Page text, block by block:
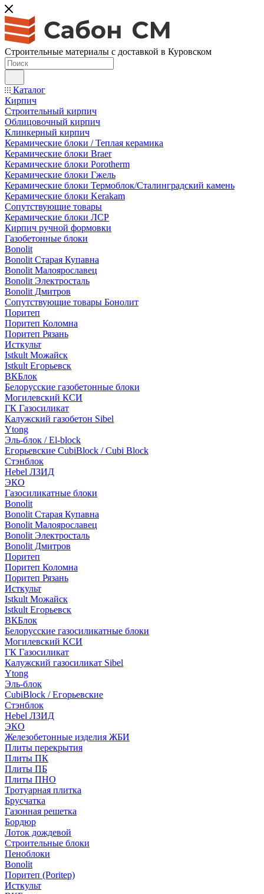
Строительные материалы с доставкой в Куровском
Каталог
Кирпич
Строительный кирпич
Облицовочный кирпич
Клинкерный кирпич
Керамические блоки / Теплая керамика
Керамические блоки Braer
Керамические блоки Porotherm
Керамические блоки Гжель
Керамические блоки Термоблок/Сталинградский камень
Керамические блоки Kerakam
Сопутствующие товары
Керамические блоки ЛСР
Кирпич ручной формовки
Газобетонные блоки
Bonolit
Bonolit Старая Купавна
Bonolit Малоярославец
Bonolit Электросталь
Bonolit Дмитров
Сопутствующие товары Бонолит
Поритеп
Поритеп Коломна
Поритеп Рязань
Исткульт
Istkult Можайск
Istkult Егорьевск
ВКБлок
Белорусские газобетонные блоки
Могилевский КСИ
ГК Газосиликат
Калужский газобетон Sibel
Ytong
Эль-блок / El-block
Егорьевские CubiBlock / Cubi Block
Стэнблок
Hebel ЛЗИД
ЭКО
Газосиликатные блоки
Bonolit
Bonolit Старая Купавна
Bonolit Малоярославец
Bonolit Электросталь
Bonolit Дмитров
Поритеп
Поритеп Коломна
Поритеп Рязань
Исткульт
Istkult Можайск
Istkult Егорьевск
ВКБлок
Белорусские газосиликатные блоки
Могилевский КСИ
ГК Газосиликат
Калужский газосиликат Sibel
Ytong
Эль-блок
CubiBlock / Егорьевские
Стэнблок
Hebel ЛЗИД
ЭКО
Железобетонные изделия ЖБИ
Плиты перекрытия
Плиты ПК
Плиты ПБ
Плиты ПНО
Тротуарная плитка
Брусчатка
Газонная решетка
Бордюр
Лоток дождевой
Строительные блоки
Пеноблоки
Bonolit
Поритеп (Poritep)
Исткульт